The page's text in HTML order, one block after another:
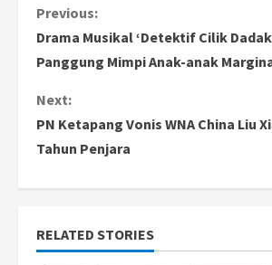
C
o
n
t
u
Previous:
Drama Musikal ‘Detektif Cilik
Panggung Mimpi Anak-anak
Next:
PN Ketapang Vonis WNA China Liu
Tahun Penjara
RELATED STORIES